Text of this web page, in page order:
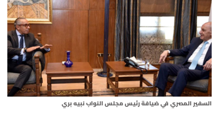
أسرار
متفرقات
نداء القرّاء
خاص الموقع
السفير المصري في ضيافة رئيس مجلس النواب نبيه بري